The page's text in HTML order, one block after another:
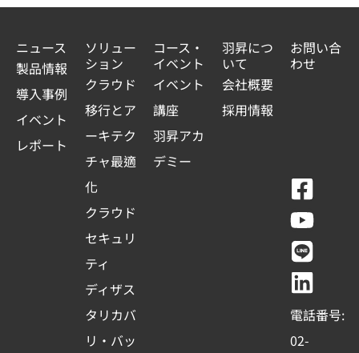
ニュース
製品情報
導入事例
イベント
レポート
ソリュー
ション
クラウド
移行とア
ーキテク
チャ最適
化
クラウド
セキュリ
ティ
ディザス
タリカバ
リ・バッ
コース・
イベント
イベント
講座
羽昇アカ
デミー
羽昇につ
いて
会社概要
採用情報
お問い合
わせ
F
a
c
e
b
o
o
Y
o
u
t
u
b
e
L
i
n
e
L
i
n
k
e
d
i
電話番号:
02-